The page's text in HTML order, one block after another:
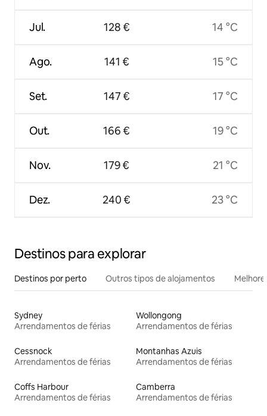
Jul.
Ago.
Set.
Out.
Nov.
Dez.
128 €
141 €
147 €
166 €
179 €
240 €
14 °C
15 °C
17 °C
19 °C
21 °C
23 °C
Destinos para explorar
Destinos por perto Outros tipos de alojamentos
Sydney
Arrendamentos de férias
Wollongong
Arrendamentos de férias
Cessnock
Arrendamentos de férias
Montanhas Azuis
Arrendamentos de férias
Coffs Harbour
Arrendamentos de férias
Camberra
Arrendamentos de férias